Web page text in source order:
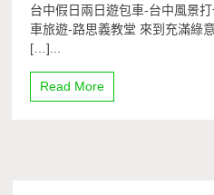
台中假日兩日遊包車-台中風景
車旅遊-路思義教堂 來到充滿綠
[…]...
Read More